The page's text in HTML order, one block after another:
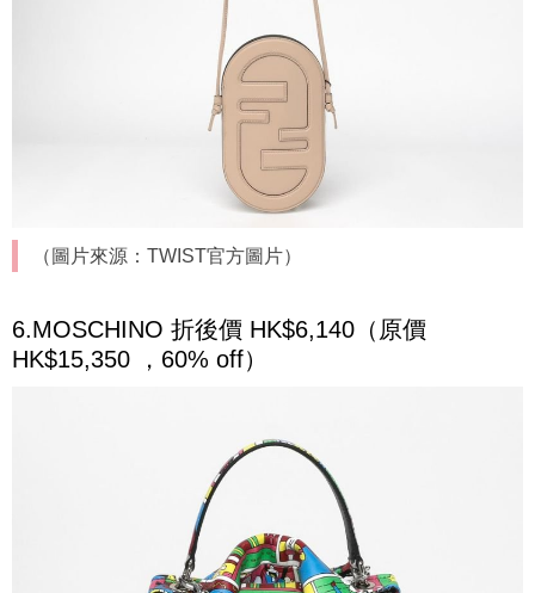
（圖片來源：TWIST官方圖片）
6.MOSCHINO 折後價 HK$6,140（原價
HK$15,350 ，60% off）